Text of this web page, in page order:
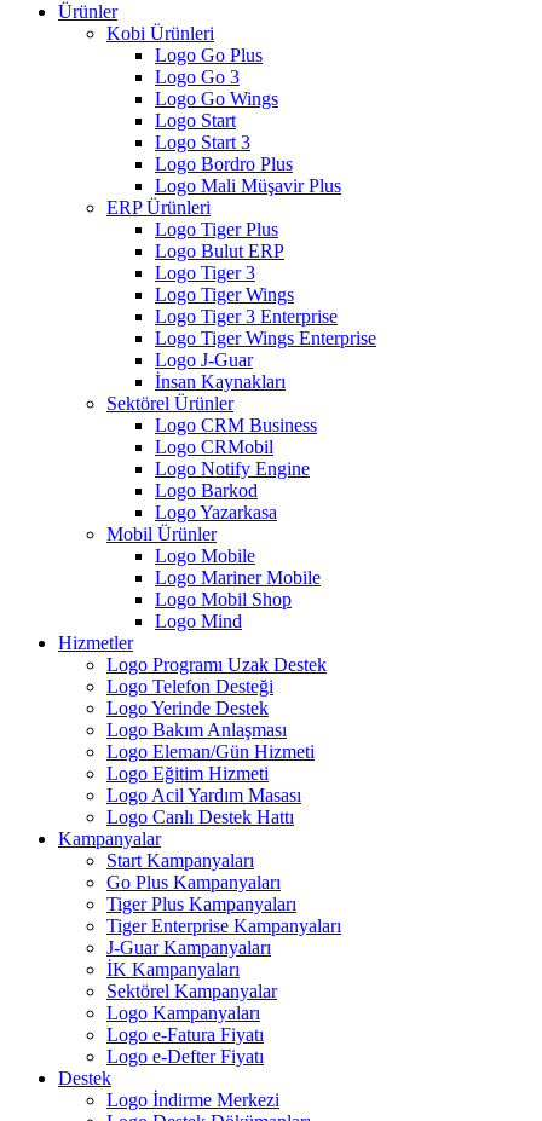
Ürünler
Kobi Ürünleri
Logo Go Plus
Logo Go 3
Logo Go Wings
Logo Start
Logo Start 3
Logo Bordro Plus
Logo Mali Müşavir Plus
ERP Ürünleri
Logo Tiger Plus
Logo Bulut ERP
Logo Tiger 3
Logo Tiger Wings
Logo Tiger 3 Enterprise
Logo Tiger Wings Enterprise
Logo J-Guar
İnsan Kaynakları
Sektörel Ürünler
Logo CRM Business
Logo CRMobil
Logo Notify Engine
Logo Barkod
Logo Yazarkasa
Mobil Ürünler
Logo Mobile
Logo Mariner Mobile
Logo Mobil Shop
Logo Mind
Hizmetler
Logo Programı Uzak Destek
Logo Telefon Desteği
Logo Yerinde Destek
Logo Bakım Anlaşması
Logo Eleman/Gün Hizmeti
Logo Eğitim Hizmeti
Logo Acil Yardım Masası
Logo Canlı Destek Hattı
Kampanyalar
Start Kampanyaları
Go Plus Kampanyaları
Tiger Plus Kampanyaları
Tiger Enterprise Kampanyaları
J-Guar Kampanyaları
İK Kampanyaları
Sektörel Kampanyalar
Logo Kampanyaları
Logo e-Fatura Fiyatı
Logo e-Defter Fiyatı
Destek
Logo İndirme Merkezi